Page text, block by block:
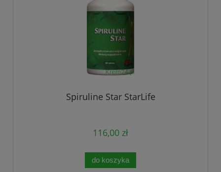
Spiruline Star StarLife
116,00 zł
do koszyka